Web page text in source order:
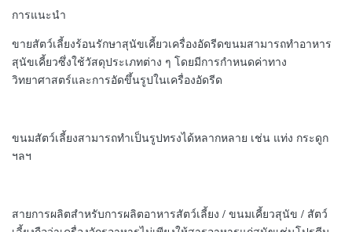
การแนะนำ
ขายสัตว์เลี้ยงร้อนรักษาสุนัขเคี้ยวเครื่องอัดรีดขนมสามารถทำอาหาร
สุนัขเคี้ยวซึ่งใช้วัสดุประเภทต่าง ๆ โดยมีการกำหนดค่าทาง
วิทยาศาสตร์และการอัดขึ้นรูปในเครื่องอัดรีด
ขนมสัตว์เลี้ยงสามารถทำเป็นรูปทรงได้หลากหลาย เช่น แท่ง กระดูก
ฯลฯ
สายการผลิตสำหรับการผลิตอาหารสัตว์เลี้ยง / ขนมเคี้ยวสุนัข / สัตว์